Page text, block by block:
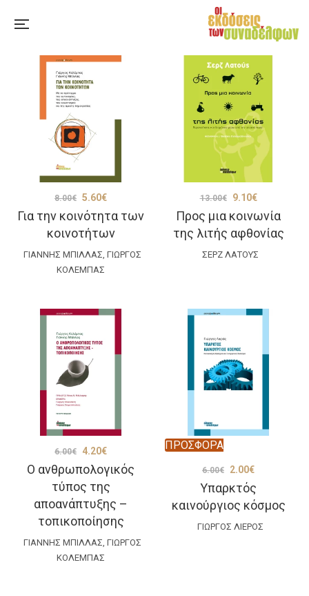
Για την κοινότητα των
κοινοτήτων
8.00€ Original
price
was:
8.00€.
5.60€Η
τρέχουσα
τιμή
είναι:
ΓΙΆΝΝΗΣ ΜΠΊΛΛΑΣ, ΓΙΏΡΓΟΣ
ΚΟΛΈΜΠΑΣ
Προς μια κοινωνία
της λιτής αφθονίας
13.00€
Original
price
was:
13.00€.
9.10€Η
τρέχουσα
τιμή
είναι:
ΣΕΡΖ ΛΑΤΟΎΣ
Ο ανθρωπολογικός
τύπος της
αποανάπτυξης –
τοπικοποίησης
6.00€
Original
price
was:
6.00€.
4.20€Η
τρέχουσα
τιμή
είναι:
4.20€.
ΓΙΆΝΝΗΣ ΜΠΊΛΛΑΣ, ΓΙΏΡΓΟΣ
ΚΟΛΈΜΠΑΣ
ΠΡΟΣΦΟΡΑ
Υπαρκτός
καινούργιος κόσμος
6.00€
Original
price
was:
6.00€.
2.00€Η
τρέχουσα
τιμή
είναι:
ΓΙΏΡΓΟΣ ΛΙΕΡΌΣ